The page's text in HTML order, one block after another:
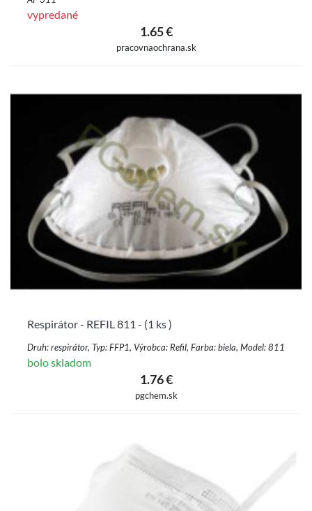
vypredané
1.65 €
pracovnaochrana.sk
Respirátor - REFIL 811 - (1 ks )
Druh: respirátor, Typ: FFP1, Výrobca: Refil, Farba: biela, Model: 811
bolo skladom
1.76 €
pgchem.sk